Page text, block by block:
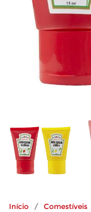
Início / Comestíveis